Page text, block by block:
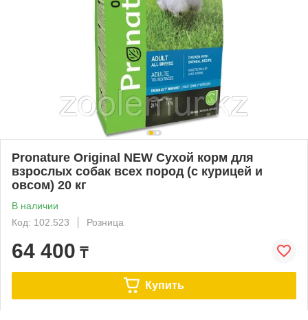
Pronature Original NEW Сухой корм для
взрослых собак всех пород (с курицей и
овсом) 20 кг
В наличии
Код: 102.523
Розница
64 400 ₸
Купить